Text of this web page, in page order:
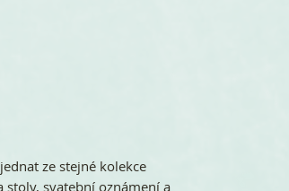
ze stejné kolekce
stoly, svatební oznámení a